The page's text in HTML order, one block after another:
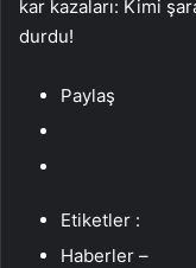
kar kazaları: Kimi
durdu!
Paylaş
Etiketler :
Haberler –